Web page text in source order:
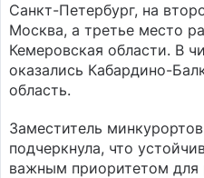
Санкт-Петербург, на
Москва, а третье место
Кемеровская области. В
оказались Кабардино-
область.
Заместитель
подчеркнула, что
важным приоритетом для